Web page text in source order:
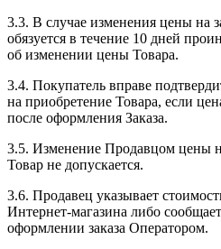
3.3. В случае изменения цены на
обязуется в течение 10 дней
об изменении цены Товара.
3.4. Покупатель вправе
на приобретение Товара, если
после оформления Заказа.
3.5. Изменение Продавцом цены
Товар не допускается.
3.6. Продавец указывает
Интернет-магазина либо
оформлении заказа Оператором.